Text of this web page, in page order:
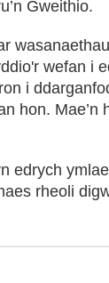
Gweithio.
wefan i
i
hon. Mae’n
edrych
rheoli